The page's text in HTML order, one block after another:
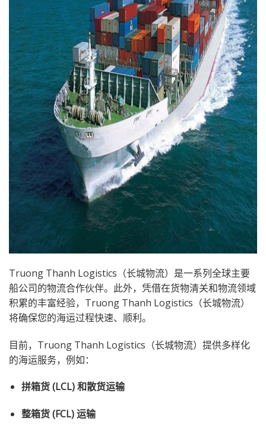
Truong Thanh Logistics（长城物流）是一系列全球主要
船公司的物流合作伙伴。此外，凭借在货物清关和物流领域
积累的丰富经验，Truong Thanh Logistics（长城物流）
将确保您的海运过程快速、顺利。
目前，Truong Thanh Logistics（长城物流）提供多样化
的海运服务，例如：
拼箱货 (LCL) 和散货运输
整箱货 (FCL) 运输